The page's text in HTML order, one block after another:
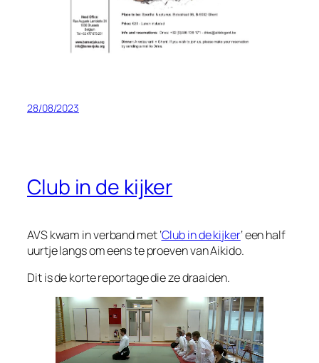
28/08/2023
Club in de kijker
AVS kwam in verband met ‘Club in de kijker‘ een half
uurtje langs om eens te proeven van Aikido.
Dit is de korte reportage die ze draaiden.